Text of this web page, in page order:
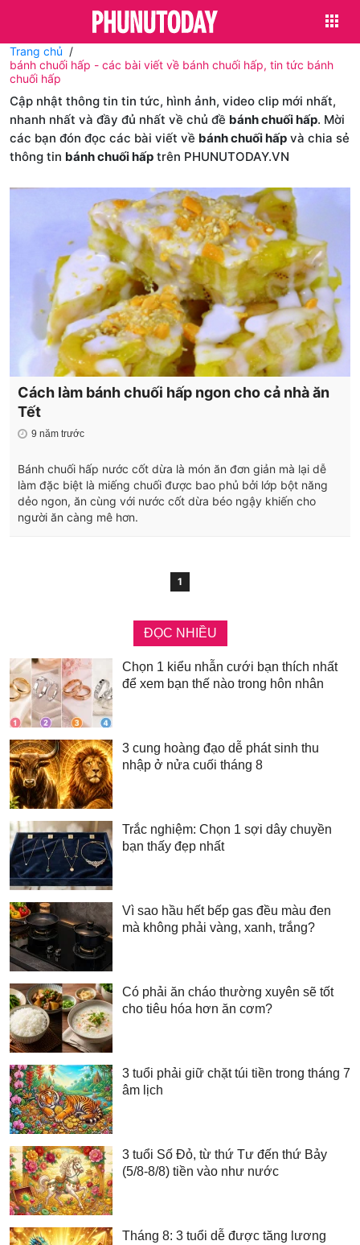
Trang chủ
bánh chuối hấp - các bài viết về bánh chuối hấp, tin tức bánh
chuối hấp
Cập nhật thông tin tin tức, hình ảnh, video clip mới nhất,
nhanh nhất và đầy đủ nhất về chủ đề bánh chuối hấp. Mời
các bạn đón đọc các bài viết về bánh chuối hấp và chia sẻ
thông tin bánh chuối hấp trên PHUNUTODAY.VN
Cách làm bánh chuối hấp ngon cho cả nhà ăn
Tết
9 năm trước
Bánh chuối hấp nước cốt dừa là món ăn đơn giản mà lại dễ
làm đặc biệt là miếng chuối được bao phủ bởi lớp bột năng
dẻo ngon, ăn cùng với nước cốt dừa béo ngậy khiến cho
người ăn càng mê hơn.
1
ĐỌC NHIỀU
Chọn 1 kiểu nhẫn cưới bạn thích nhất
để xem bạn thế nào trong hôn nhân
3 cung hoàng đạo dễ phát sinh thu
nhập ở nửa cuối tháng 8
Trắc nghiệm: Chọn 1 sợi dây chuyền
bạn thấy đẹp nhất
Vì sao hầu hết bếp gas đều màu đen
mà không phải vàng, xanh, trắng?
Có phải ăn cháo thường xuyên sẽ tốt
cho tiêu hóa hơn ăn cơm?
3 tuổi phải giữ chặt túi tiền trong tháng 7
âm lịch
3 tuổi Số Đỏ, từ thứ Tư đến thứ Bảy
(5/8-8/8) tiền vào như nước
Tháng 8: 3 tuổi dễ được tăng lương